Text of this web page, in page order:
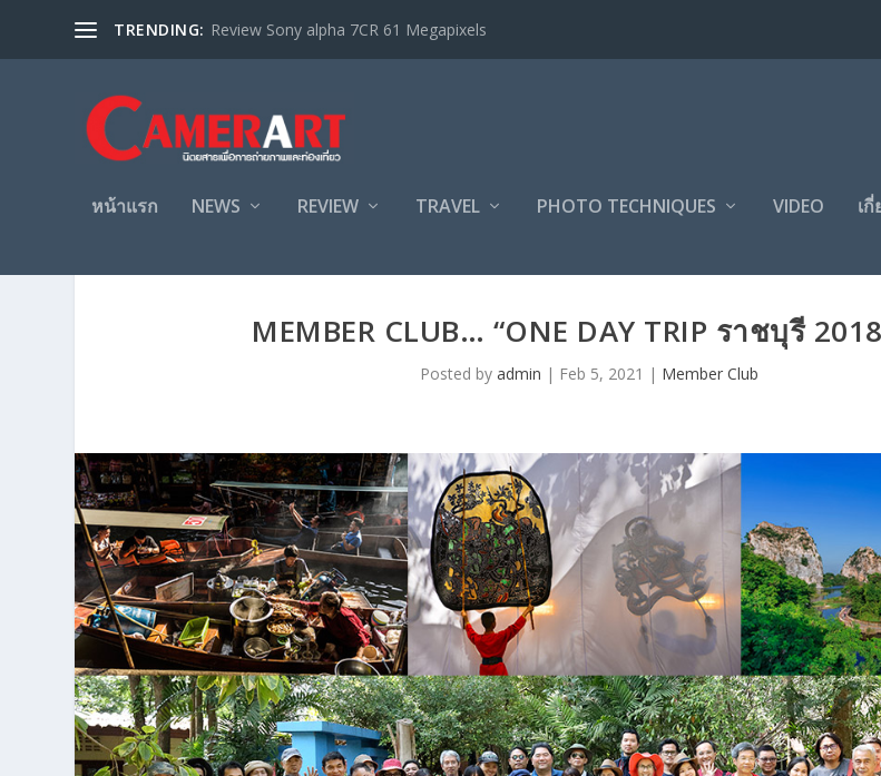
TRENDING: Review Sony alpha 7CR 61 Megapixels
หน้าแรก NEWS REVIEW TRAVEL PHOTO TECHNIQUES VIDEO เ
MEMBER CLUB… “ONE DAY TRIP ราชบุรี
Posted by admin | Feb 5, 2021 | Member Club